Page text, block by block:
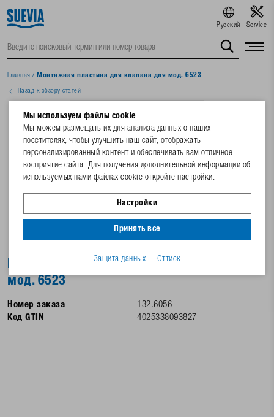
Русский Service
Главная / Монтажная пластина для клапана для мод. 6523
Назад к обзору статей
Монтажная пластина для клапана для
мод. 6523
Номер заказа
132.6056
Код GTIN
4025338093827
Мы используем файлы cookie
Мы можем размещать их для анализа данных о наших
посетителях, чтобы улучшить наш сайт, отображать
персонализированный контент и обеспечивать вам отличное
восприятие сайта. Для получения дополнительной информации об
используемых нами файлах cookie откройте настройки.
Настройки
Принять все
Защита данных Оттиск